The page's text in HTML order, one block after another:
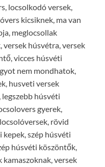
locsolkodó versek,
kicsiknek, ma van
meglocsollak
versek húsvétra, versek
vicces húsvéti
nem mondhatok,
husveti versek
húsvéti
gyerek,
rövid
kepek, szép húsvéti
húsvéti köszöntők,
versek